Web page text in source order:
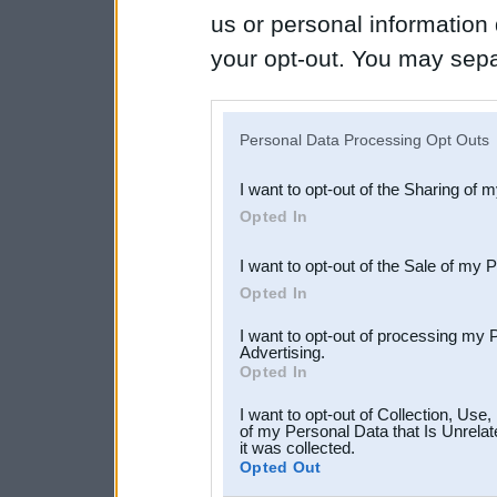
us or personal
your opt-out. You may
Downstream Participants
third parties.
Personal Data Processing Opt Outs
I want to opt-out of the Sharing of
Opted In
I want to opt-out of the Sale of my
Opted In
I want to opt-out of processing my
Advertising.
Opted In
I want to opt-out of Collection,
of my Personal Data that Is
it was collected.
Opted Out